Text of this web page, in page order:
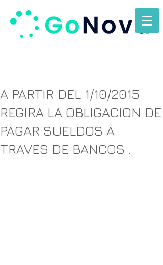
A PARTIR DEL 1/10/2015
REGIRA LA OBLIGACION DE
PAGAR SUELDOS A
TRAVES DE BANCOS .